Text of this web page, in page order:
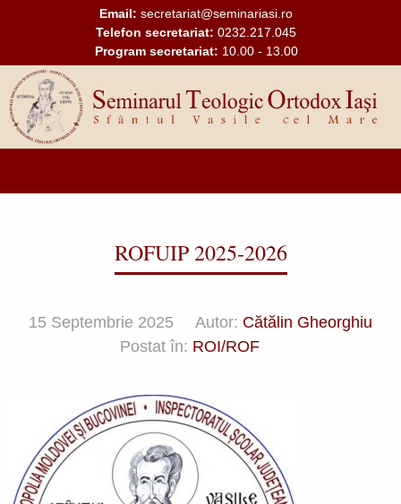
Mergi la conţinutul principal
Email: secretariat@seminariasi.ro
Telefon secretariat: 0232.217.045
Program secretariat: 10.00 - 13.00
Main
ROFUIP 2025-2026
15 Septembrie 2025 Autor: Cătălin Gheorghiu
Postat în: ROI/ROF